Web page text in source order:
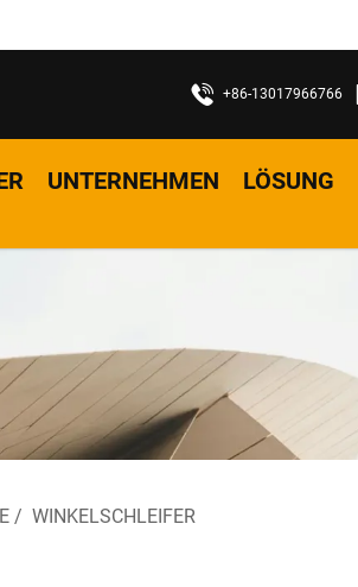
+86-13017966766
UNTERNEHMEN LÖSUNG
/ WINKELSCHLEIFER